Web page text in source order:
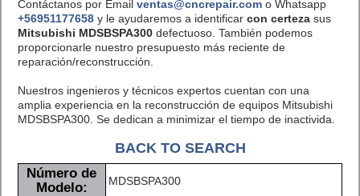
Contáctanos por Email ventas@cncrepair.como Whatsapp
+56951177658y le ayudaremos a identificar con certezasus
Mitsubishi MDSBSPA300defectuoso. También podemos
proporcionarle nuestro presupuesto más reciente de
reparación/reconstrucción.
Nuestros ingenieros y técnicos expertos cuentan con una
amplia experiencia en la reconstrucción de equipos Mitsubishi
MDSBSPA300. Se dedican a minimizar el tiempo de inactivida.
BACK TO SEARCH
Número de
Modelo:
MDSBSPA300